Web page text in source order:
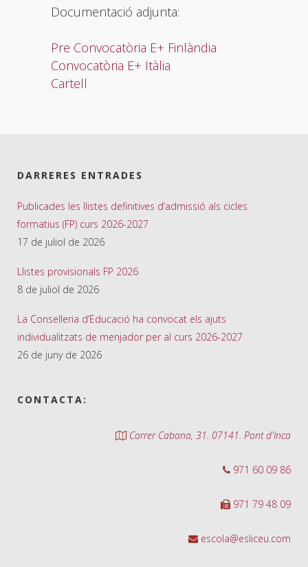
Documentació adjunta:
Pre Convocatòria E+ Finlàndia
Convocatòria E+ Itàlia
Cartell
DARRERES ENTRADES
Publicades les llistes definitives d’admissió als cicles
formatius (FP) curs 2026-2027
17 de juliol de 2026
Llistes provisionals FP 2026
8 de juliol de 2026
La Conselleria d’Educació ha convocat els ajuts
individualitzats de menjador per al curs 2026-2027
26 de juny de 2026
CONTACTA:
Carrer Cabana, 31. 07141. Pont d'Inca
971 60 09 86
971 79 48 09
escola@esliceu.com